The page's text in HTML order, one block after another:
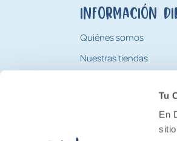
Tu
En
Información
Quiénes somos
Nuestras tiendas
Tarjeta Regalo Dideco